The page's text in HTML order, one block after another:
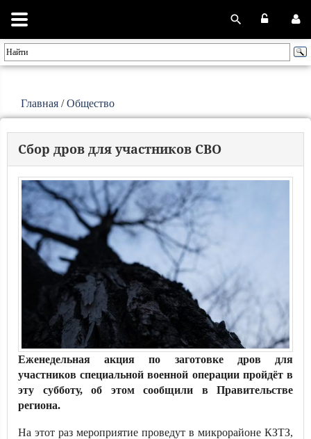
Главная /Общество
Сбор дров для участников СВО
Еженедельная акция по заготовке дров для
участников специальной военной операции пройдёт в
эту субботу, об этом сообщили в Правительстве
региона.
На этот раз мероприятие проведут в микрорайоне КЗТЗ,